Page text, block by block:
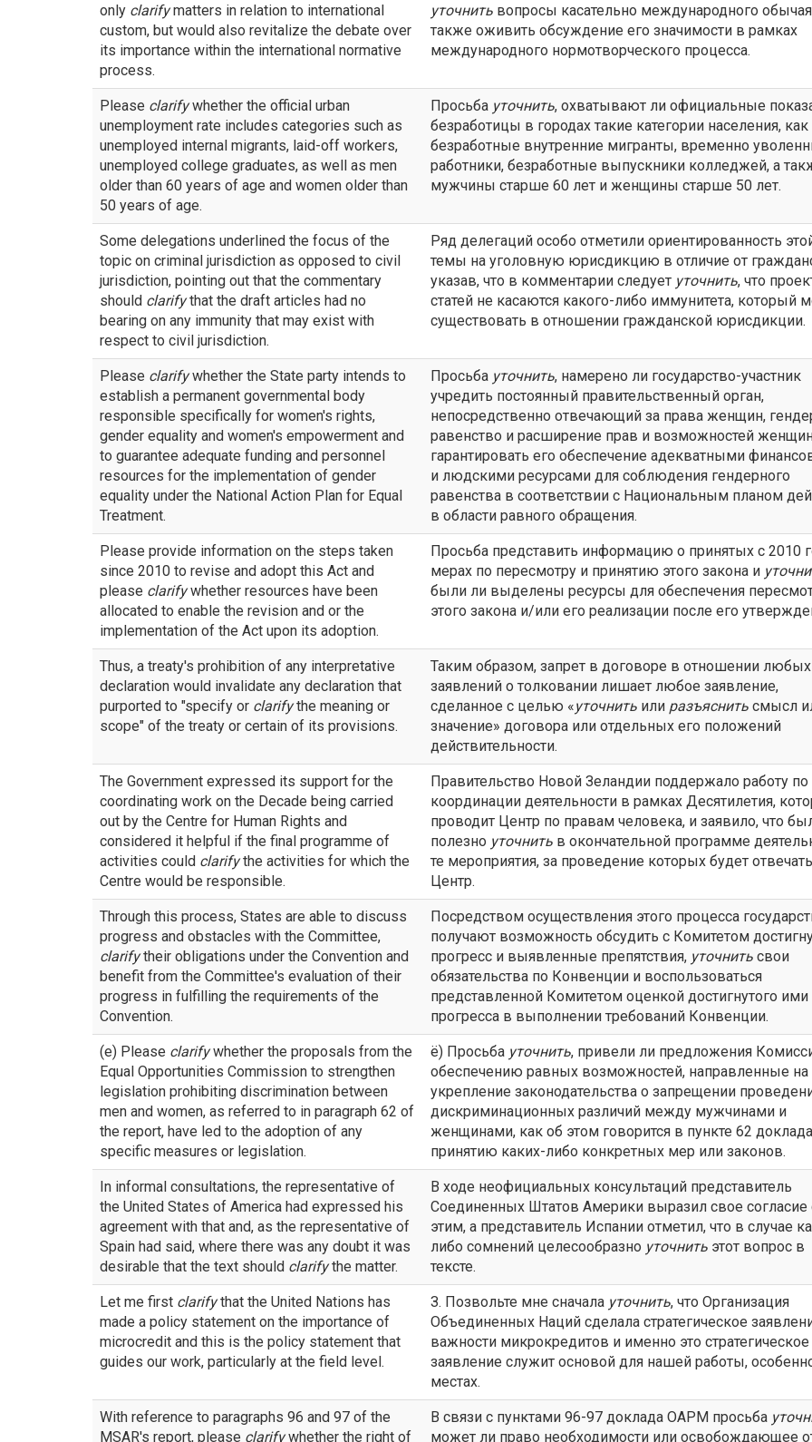
only clarifymatters in relation to international
custom, but would also revitalize the debate over
its importance within the international normative
process.
уточнить вопросы касательно международного
также оживить обсуждение его значимости в рамках
международного нормотворческого процесса.
Please clarifywhether the official urban
unemployment rate includes categories such as
unemployed internal migrants, laid-off workers,
unemployed college graduates, as well as men
older than 60 years of age and women older than
50 years of age.
Просьба уточнить, охватывают ли официальные
безработицы в городах такие категории населения, как
безработные внутренние мигранты, временно
работники, безработные выпускники колледжей, а
мужчины старше 60 лет и женщины старше 50 лет.
Some delegations underlined the focus of the
topic on criminal jurisdiction as opposed to civil
jurisdiction, pointing out that the commentary
should clarifythat the draft articles had no
bearing on any immunity that may exist with
respect to civil jurisdiction.
Ряд делегаций особо отметили ориентированность
темы на уголовную юрисдикцию в отличие от
указав, что в комментарии следует уточнить, что
статей не касаются какого-либо иммунитета, который
существовать в отношении гражданской юрисдикции.
Please clarifywhether the State party intends to
establish a permanent governmental body
responsible specifically for women's rights,
gender equality and women's empowerment and
to guarantee adequate funding and personnel
resources for the implementation of gender
equality under the National Action Plan for Equal
Treatment.
Просьба уточнить, намерено ли государство-участник
учредить постоянный правительственный орган,
непосредственно отвечающий за права женщин,
равенство и расширение прав и возможностей
гарантировать его обеспечение адекватными
и людскими ресурсами для соблюдения гендерного
равенства в соответствии с Национальным планом
в области равного обращения.
Please provide information on the steps taken
since 2010 to revise and adopt this Act and
please clarifywhether resources have been
allocated to enable the revision and or the
implementation of the Act upon its adoption.
Просьба представить информацию о принятых с 2010
мерах по пересмотру и принятию этого закона и
были ли выделены ресурсы для обеспечения
этого закона и/или его реализации после его
Thus, a treaty's prohibition of any interpretative
declaration would invalidate any declaration that
purported to "specify or clarifythe meaning or
scope" of the treaty or certain of its provisions.
Таким образом, запрет в договоре в отношении любых
заявлений о толковании лишает любое заявление,
сделанное с целью «уточнить или разъяснить смысл
значение» договора или отдельных его положений
действительности.
The Government expressed its support for the
coordinating work on the Decade being carried
out by the Centre for Human Rights and
considered it helpful if the final programme of
activities could clarifythe activities for which the
Centre would be responsible.
Правительство Новой Зеландии поддержало работу по
координации деятельности в рамках Десятилетия,
проводит Центр по правам человека, и заявило, что
полезно уточнить в окончательной программе
те мероприятия, за проведение которых будет отвечать
Центр.
Through this process, States are able to discuss
progress and obstacles with the Committee,
clarifytheir obligations under the Convention and
benefit from the Committee's evaluation of their
progress in fulfilling the requirements of the
Convention.
Посредством осуществления этого процесса
получают возможность обсудить с Комитетом
прогресс и выявленные препятствия, уточнить свои
обязательства по Конвенции и воспользоваться
представленной Комитетом оценкой достигнутого ими
прогресса в выполнении требований Конвенции.
(e) Please clarifywhether the proposals from the
Equal Opportunities Commission to strengthen
legislation prohibiting discrimination between
men and women, as referred to in paragraph 62 of
the report, have led to the adoption of any
specific measures or legislation.
ё) Просьба уточнить, привели ли предложения
обеспечению равных возможностей, направленные на
укрепление законодательства о запрещении
дискриминационных различий между мужчинами и
женщинами, как об этом говорится в пункте 62
принятию каких-либо конкретных мер или законов.
In informal consultations, the representative of
the United States of America had expressed his
agreement with that and, as the representative of
Spain had said, where there was any doubt it was
desirable that the text should clarifythe matter.
В ходе неофициальных консультаций представитель
Соединенных Штатов Америки выразил свое согласие
этим, а представитель Испании отметил, что в случае
либо сомнений целесообразно уточнить этот вопрос в
тексте.
Let me first clarifythat the United Nations has
made a policy statement on the importance of
microcredit and this is the policy statement that
guides our work, particularly at the field level.
З. Позвольте мне сначала уточнить, что Организация
Объединенных Наций сделала стратегическое
важности микрокредитов и именно это стратегическое
заявление служит основой для нашей работы,
местах.
With reference to paragraphs 96 and 97 of the
MSAR's report, please clarifywhether the right of
В связи с пунктами 96-97 доклада ОАРМ просьба
может ли право необходимости или освобождающее